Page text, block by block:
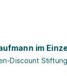
im
Discount